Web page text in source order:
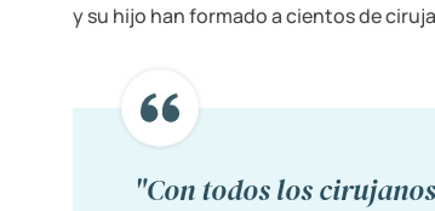
y su hijo han formado a cientos de
"Con todos los